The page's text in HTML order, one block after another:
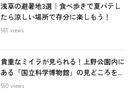
浅草の避暑地3選｜食べ歩きで夏バテし
たら涼しい場所で存分に楽しもう！
561 views
貴重なミイラが見られる！上野公園内に
ある「国立科学博物館」の見どころを...
550 views